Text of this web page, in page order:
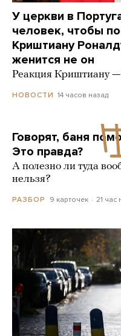
У церкви в
человек, чтобы
Криштиану
женится не он
Реакция Криштиану
НОВОСТИ 14 часов назад
Говорят, баня
Это правда?
А полезно ли туда
нельзя?
РАЗБОР 9 карточек 21 час